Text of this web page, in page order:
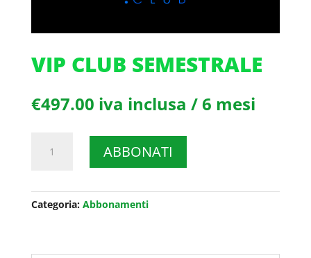
VIP CLUB SEMESTRALE
€497.00 iva inclusa / 6 mesi
ABBONATI
Categoria: Abbonamenti